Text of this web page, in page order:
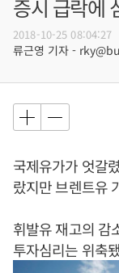
증시 급락에
2018-10-25 08:04:27
류근영 기자 -
국제유가가 엇갈
랐지만 브렌트유
휘발유 재고의 감
투자심리는 위축